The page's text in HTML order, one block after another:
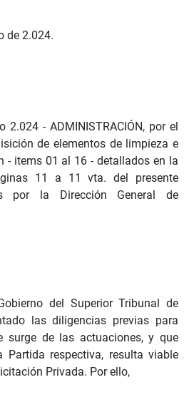
de 2.024.
2.024 - ADMINISTRACIÓN, por el
de elementos de limpieza e
- items 01 al 16 - detallados en la
11 a 11 vta. del presente
por la Dirección General de
del Superior Tribunal de
las diligencias previas para
surge de las actuaciones, y que
Partida respectiva, resulta viable
Privada. Por ello,